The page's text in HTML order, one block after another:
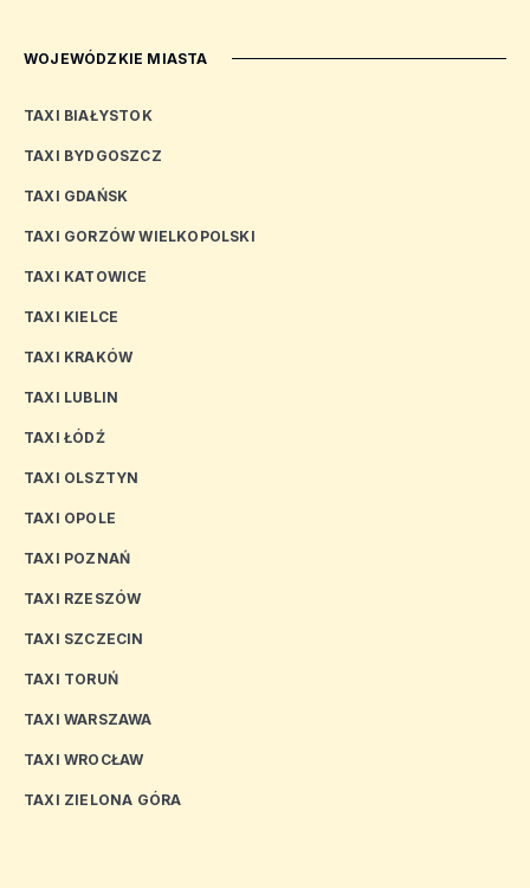
WOJEWÓDZKIE MIASTA
TAXI BIAŁYSTOK
TAXI BYDGOSZCZ
TAXI GDAŃSK
TAXI GORZÓW WIELKOPOLSKI
TAXI KATOWICE
TAXI KIELCE
TAXI KRAKÓW
TAXI LUBLIN
TAXI ŁÓDŹ
TAXI OLSZTYN
TAXI OPOLE
TAXI POZNAŃ
TAXI RZESZÓW
TAXI SZCZECIN
TAXI TORUŃ
TAXI WARSZAWA
TAXI WROCŁAW
TAXI ZIELONA GÓRA